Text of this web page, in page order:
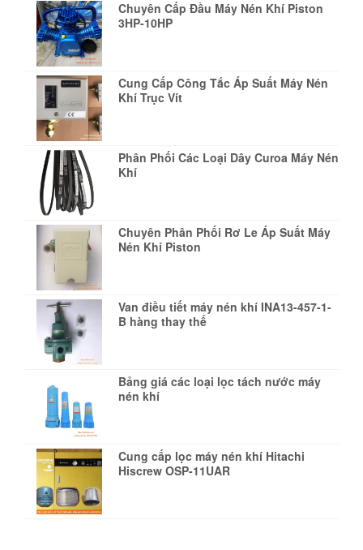
Chuyên Cấp Đầu Máy Nén Khí Piston
3HP-10HP
Cung Cấp Công Tắc Áp Suất Máy Nén
Khí Trục Vít
Phân Phối Các Loại Dây Curoa Máy Nén
Khí
Chuyên Phân Phối Rơ Le Áp Suất Máy
Nén Khí Piston
Van điều tiết máy nén khí INA13-457-1-
B hàng thay thế
Bảng giá các loại lọc tách nước máy
nén khí
Cung cấp lọc máy nén khí Hitachi
Hiscrew OSP-11UAR